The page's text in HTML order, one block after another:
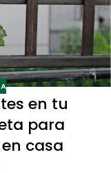
en tu
para
casa